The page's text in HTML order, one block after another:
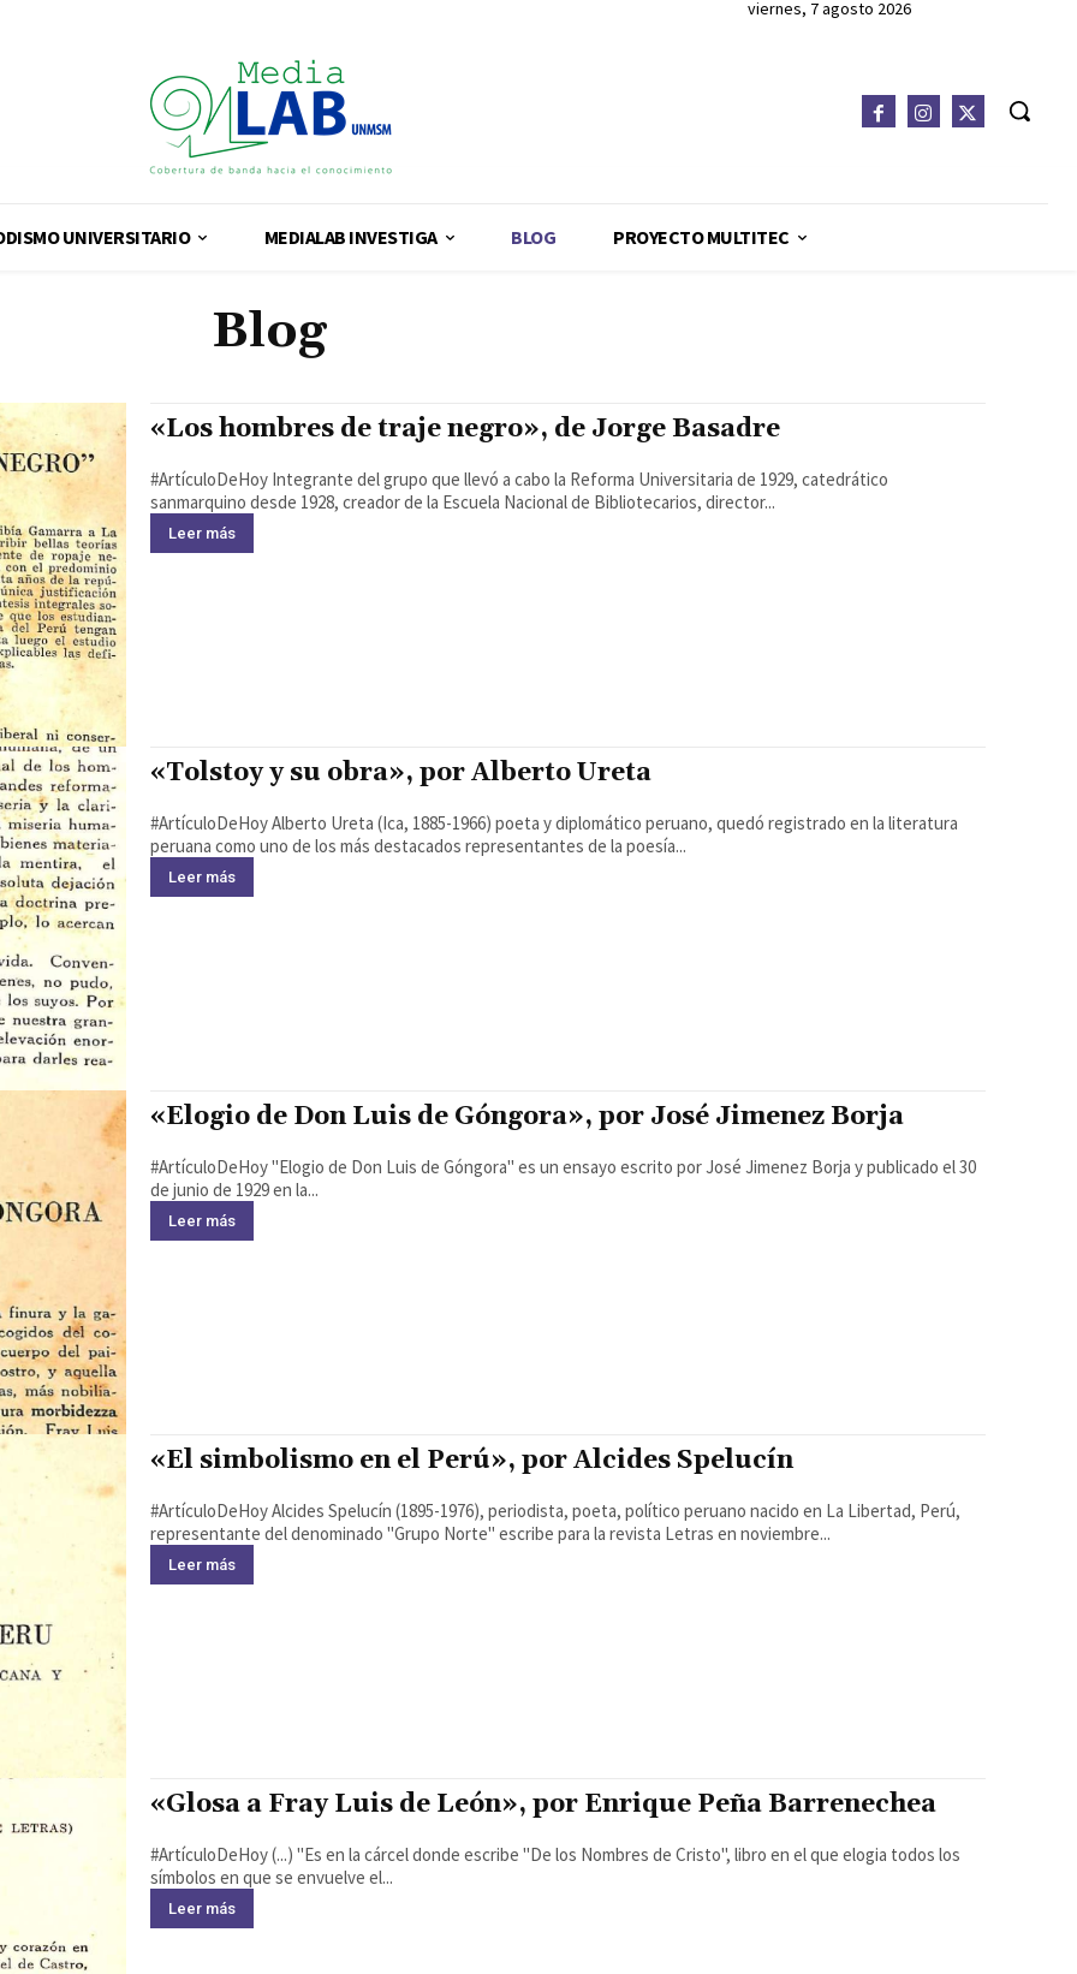
viernes, 7 agosto 2026
UNIVERSITARIO MEDIALAB INVESTIGA BLOG PROYECTO MULTITEC
Blog
«Los hombres de traje negro», de Jorge Basadre
#ArtículoDeHoy Integrante del grupo que llevó a cabo la Reforma Universitaria de 1929, catedrático
sanmarquino desde 1928, creador de la Escuela Nacional de Bibliotecarios, director...
Leer más
«Tolstoy y su obra», por Alberto Ureta
#ArtículoDeHoy Alberto Ureta (Ica, 1885-1966) poeta y diplomático peruano, quedó registrado en la literatura
peruana como uno de los más destacados representantes de la poesía...
Leer más
«Elogio de Don Luis de Góngora», por José Jimenez Borja
#ArtículoDeHoy "Elogio de Don Luis de Góngora" es un ensayo escrito por José Jimenez Borja y publicado el 30
de junio de 1929 en la...
Leer más
«El simbolismo en el Perú», por Alcides Spelucín
#ArtículoDeHoy Alcides Spelucín (1895-1976), periodista, poeta, político peruano nacido en La Libertad, Perú,
representante del denominado "Grupo Norte" escribe para la revista Letras en noviembre...
Leer más
«Glosa a Fray Luis de León», por Enrique Peña Barrenechea
#ArtículoDeHoy (...) "Es en la cárcel donde escribe "De los Nombres de Cristo", libro en el que elogia todos los
símbolos en que se envuelve el...
Leer más